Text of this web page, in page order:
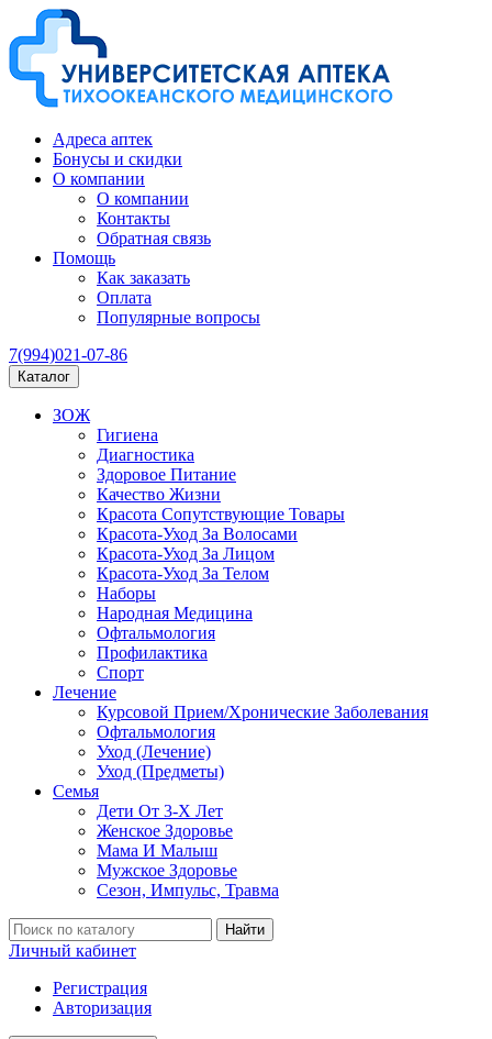
Адреса аптек
Бонусы и скидки
О компании
О компании
Контакты
Обратная связь
Помощь
Как заказать
Оплата
Популярные вопросы
7(994)021-07-86
Каталог
ЗОЖ
Гигиена
Диагностика
Здоровое Питание
Качество Жизни
Красота Сопутствующие Товары
Красота-Уход За Волосами
Красота-Уход За Лицом
Красота-Уход За Телом
Наборы
Народная Медицина
Офтальмология
Профилактика
Спорт
Лечение
Курсовой Прием/Хронические Заболевания
Офтальмология
Уход (Лечение)
Уход (Предметы)
Семья
Дети От 3-Х Лет
Женское Здоровье
Мама И Малыш
Мужское Здоровье
Сезон, Импульс, Травма
Найти
Личный кабинет
Регистрация
Авторизация